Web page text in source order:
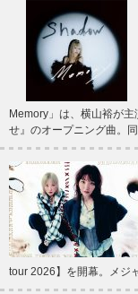
Memory」は、横山裕が
せ』のオープニング曲。
tour 2026】を開幕。メジ